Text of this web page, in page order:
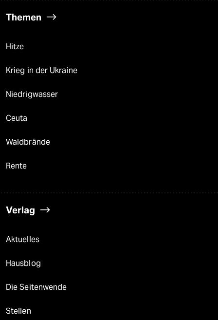
Themen
Hitze
Krieg in der Ukraine
Niedrigwasser
Ceuta
Waldbrände
Rente
Verlag
Aktuelles
Hausblog
Die Seitenwende
Stellen